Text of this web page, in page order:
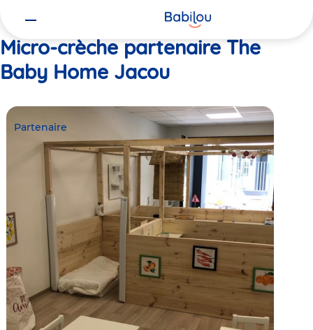
Micro-crèche partenaire The
Baby Home Jacou
Partenaire